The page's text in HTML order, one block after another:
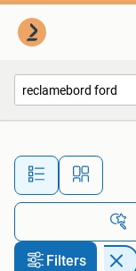
Filters
Verzamelen